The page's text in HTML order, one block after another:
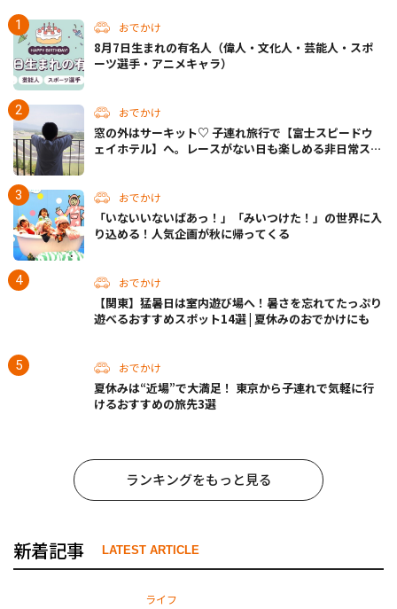
おでかけ
8月7日生まれの有名人（偉人・文化人・芸能人・スポ
ーツ選手・アニメキャラ）
おでかけ
窓の外はサーキット♡ 子連れ旅行で【富士スピードウ
ェイホテル】へ。レースがない日も楽しめる非日常ステ
おでかけ
「いないいないばあっ！」「みいつけた！」の世界に入
り込める！人気企画が秋に帰ってくる
おでかけ
【関東】猛暑日は室内遊び場へ！暑さを忘れてたっぷり
遊べるおすすめスポット14選 | 夏休みのおでかけにも
おでかけ
夏休みは“近場”で大満足！ 東京から子連れで気軽に行
けるおすすめの旅先3選
ランキングをもっと見る
新着記事 LATEST ARTICLE
ライフ